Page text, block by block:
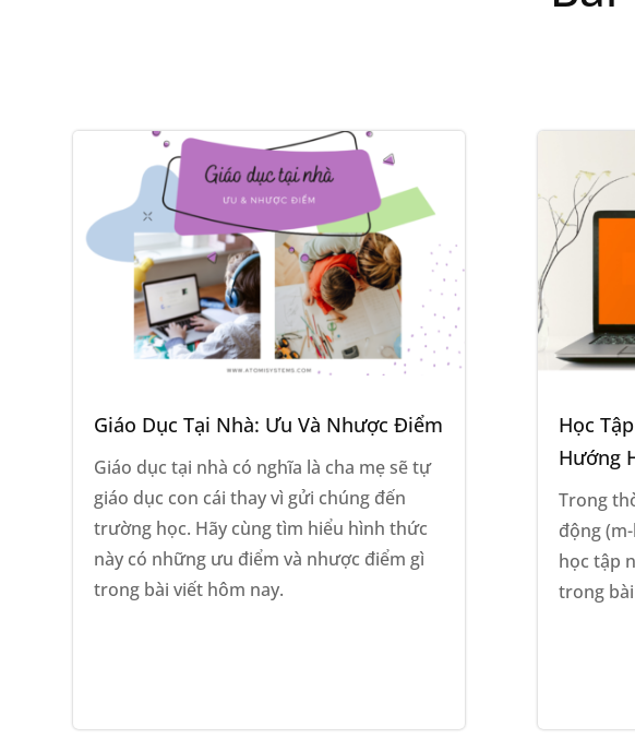
Giáo Dục Tại Nhà: Ưu Và Nhược Điểm
Giáo dục tại nhà có nghĩa là cha mẹ sẽ tự
giáo dục con cái thay vì gửi chúng đến
trường học. Hãy cùng tìm hiểu hình thức
này có những ưu điểm và nhược điểm gì
trong bài viết hôm nay.
Học
Hướng
Trong
động
học tập
trong